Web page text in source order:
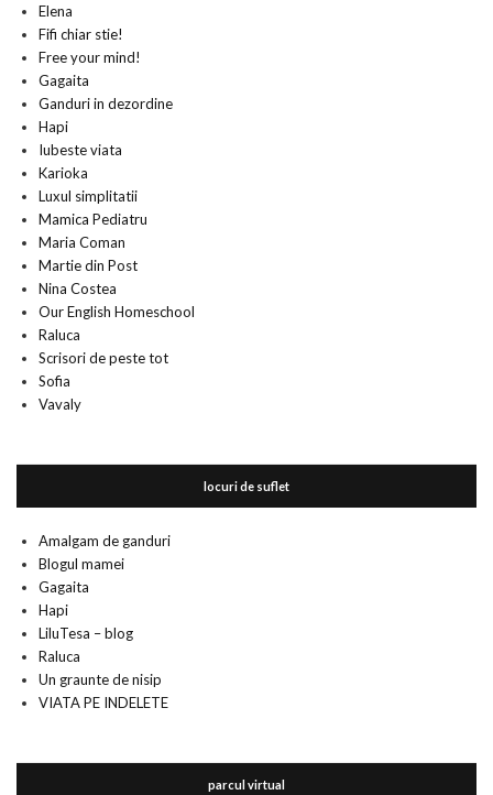
Elena
Fifi chiar stie!
Free your mind!
Gagaita
Ganduri in dezordine
Hapi
Iubeste viata
Karioka
Luxul simplitatii
Mamica Pediatru
Maria Coman
Martie din Post
Nina Costea
Our English Homeschool
Raluca
Scrisori de peste tot
Sofia
Vavaly
locuri de suflet
Amalgam de ganduri
Blogul mamei
Gagaita
Hapi
LiluTesa – blog
Raluca
Un graunte de nisip
VIATA PE INDELETE
parcul virtual